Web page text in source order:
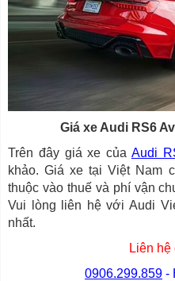
Giá xe Audi RS6
Trên đây giá xe của Audi
khảo. Giá xe tại Việt Nam
thuộc vào thuế và phí vận
Vui lòng liên hệ với Audi
nhất.
Liên hệ
0906.299.859 -